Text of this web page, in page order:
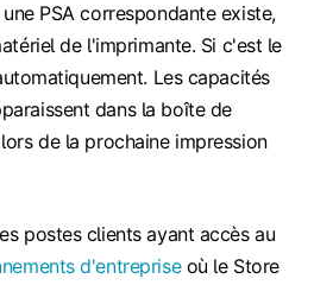
PSA correspondante existe,
de l'imprimante. Si c'est le
Les capacités
dans la boîte de
de la prochaine impression
postes clients ayant accès au
d'entrepriseoù le Store